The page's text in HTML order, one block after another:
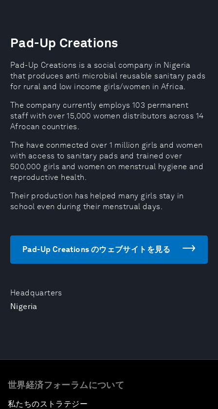
Headquarters
Nigeria
Pad-Up Creations
Pad-Up Creations is a social company in Nigeria
that produces anti microbial reusable sanitary pads
for rural and low income girls/women in Africa.
The company currently employs 103 permanent
staff with over 15,000 women distributors across 14
Afrocan countries.
The have conmected over 1 million girls and women
with access to sanitary pads and trained over
500,000 girls and women on menstrual hygiene and
reproductive health.
Their production has helped many girls stay in
school even during their menstrual days.
Pad-Up Creations のウェブサイトを見る
世界経済フォーラムについて
私たちのストラテジー